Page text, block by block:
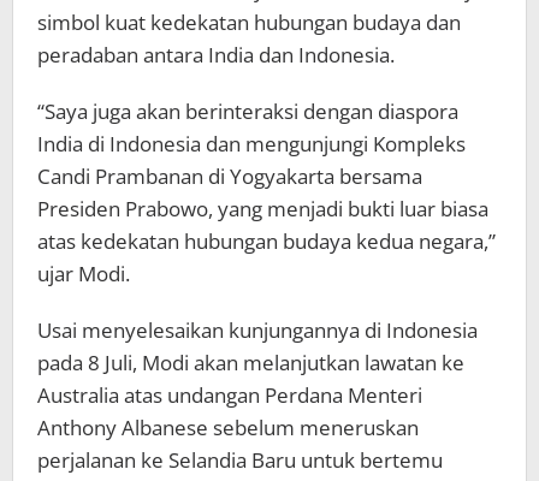
simbol kuat kedekatan hubungan budaya dan
peradaban antara India dan Indonesia.
“Saya juga akan berinteraksi dengan diaspora
India di Indonesia dan mengunjungi Kompleks
Candi Prambanan di Yogyakarta bersama
Presiden Prabowo, yang menjadi bukti luar biasa
atas kedekatan hubungan budaya kedua negara,”
ujar Modi.
Usai menyelesaikan kunjungannya di Indonesia
pada 8 Juli, Modi akan melanjutkan lawatan ke
Australia atas undangan Perdana Menteri
Anthony Albanese sebelum meneruskan
perjalanan ke Selandia Baru untuk bertemu